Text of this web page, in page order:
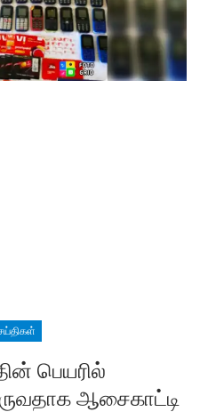
பெயரில்
ஆசைகாட்டி